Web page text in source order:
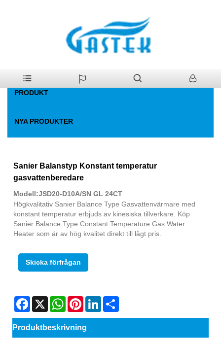
PRODUKT
NYA PRODUKTER
Sanier Balanstyp Konstant temperatur
gasvattenberedare
Modell:JSD20-D10A/SN GL 24CT
Högkvalitativ Sanier Balance Type Gasvattenvärmare med
konstant temperatur erbjuds av kinesiska tillverkare. Köp
Sanier Balance Type Constant Temperature Gas Water
Heater som är av hög kvalitet direkt till lågt pris.
Skicka förfrågan
Facebook
X WhatsAppPinterestLinkedIn
Produktbeskrivning